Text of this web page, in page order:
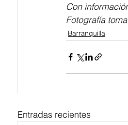
Con
Fotografía
Barranquilla
Entradas recientes